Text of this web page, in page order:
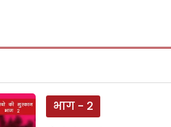
भाग - 2